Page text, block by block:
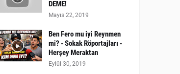
DEME!
Mayıs 22, 2019
Ben Fero mu iyi Reynmen
mi? - Sokak Röportajları -
Herşey Meraktan
Eylül 30, 2019